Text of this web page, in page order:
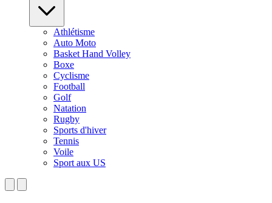
Athlétisme
Auto Moto
Basket Hand Volley
Boxe
Cyclisme
Football
Golf
Natation
Rugby
Sports d'hiver
Tennis
Voile
Sport aux US